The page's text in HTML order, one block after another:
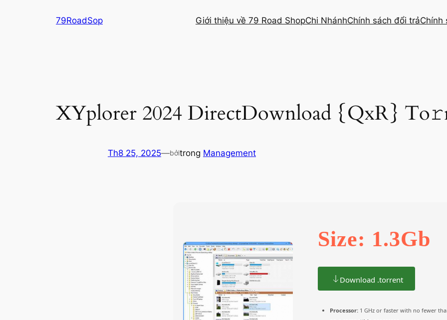
79RoadSop Giới thiệu về 79 Road ShopChi NhánhChính sách đổi trảChính
XYplorer 2024 DirectDownload {QxR}
Th8 25, 2025—bởitrong Management
Size: 1.3Gb
Download .torrent
Processor: 1 GHz or faster with no fewer